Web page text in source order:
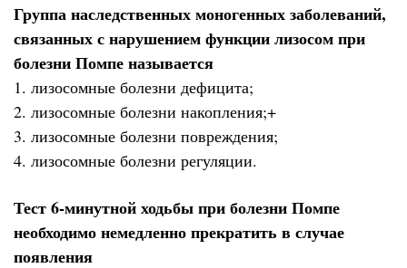
Группа наследственных моногенных заболеваний,
связанных с нарушением функции лизосом при
болезни Помпе называется
1. лизосомные болезни дефицита;
2. лизосомные болезни накопления;+
3. лизосомные болезни повреждения;
4. лизосомные болезни регуляции.
Тест 6-минутной ходьбы при болезни Помпе
необходимо немедленно прекратить в случае
появления